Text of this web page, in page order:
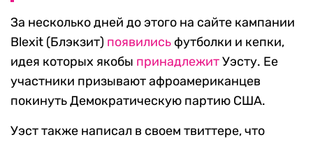
За несколько дней до этого на сайте кампании
Blexit (Блэкзит) появились футболки и кепки,
идея которых якобы принадлежитУэсту. Ее
участники призывают афроамериканцев
покинуть Демократическую партию США.
Уэст также написал в своем твиттере, что